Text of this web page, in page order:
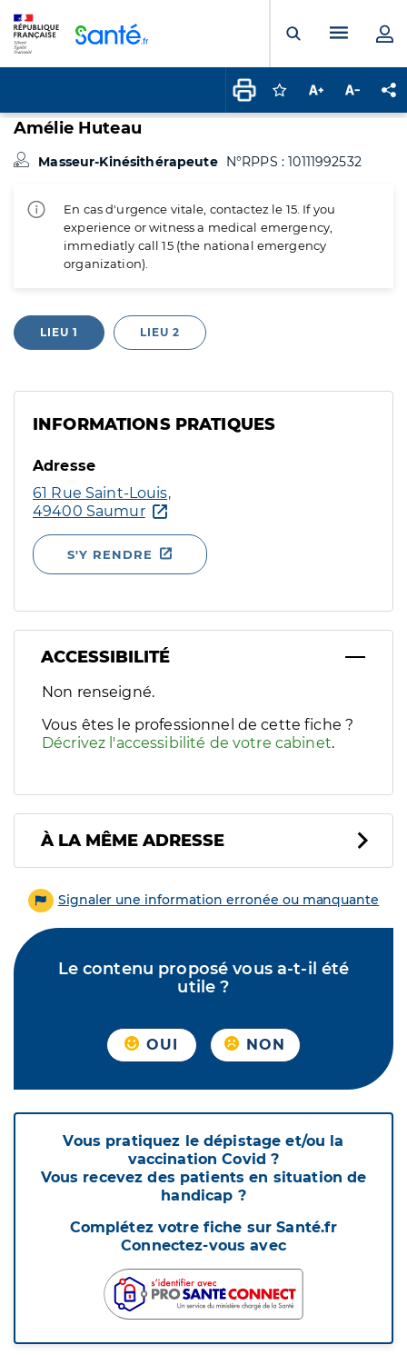
Ouvrir laMenu
Connectez-vous
Augmenter la
Amélie Huteau
Masseur-Kinésithérapeute N°RPPS : 10111992532
En cas d'urgence vitale, contactez le 15. If you
experience or witness a medical emergency,
immediatly call 15 (the national emergency
organization).
LIEU 1 LIEU 2
INFORMATIONS PRATIQUES
Adresse
61 Rue Saint-Louis,
49400 Saumur
S'Y RENDRE
ACCESSIBILITÉ
Filtres
Sélectionnez un ou plusieurs handicaps/besoins
Non renseigné.
Vous êtes le professionnel de cette fiche ?
Décrivez l'accessibilité de votre cabinet.
À LA MÊME ADRESSE
Signaler une information erronée ou manquante
Le contenu proposé vous a-t-il été
utile ?
OUI NON
Vous pratiquez le dépistage et/ou la
vaccination Covid ?
Vous recevez des patients en situation de
handicap ?
Complétez votre fiche sur Santé.fr
Connectez-vous avec